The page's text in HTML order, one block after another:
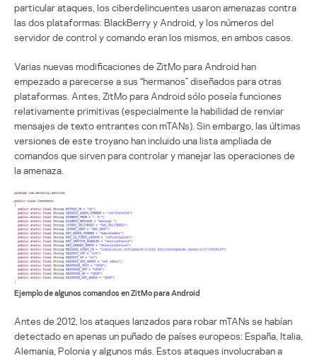
particular ataques, los ciberdelincuentes usaron amenazas contra
las dos plataformas: BlackBerry y Android, y los números del
servidor de control y comando eran los mismos, en ambos casos.
Varias nuevas modificaciones de ZitMo para Android han
empezado a parecerse a sus “hermanos” diseñados para otras
plataformas. Antes, ZitMo para Android sólo poseía funciones
relativamente primitivas (especialmente la habilidad de renviar
mensajes de texto entrantes con mTANs). Sin embargo, las últimas
versiones de este troyano han incluido una lista ampliada de
comandos que sirven para controlar y manejar las operaciones de
la amenaza.
Ejemplo de algunos comandos en ZitMo para Android
Antes de 2012, los ataques lanzados para robar mTANs se habían
detectado en apenas un puñado de países europeos: España, Italia,
Alemania, Polonia y algunos más. Estos ataques involucraban a